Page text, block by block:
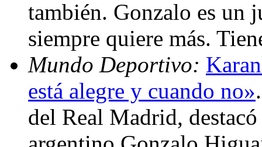
también. Gonzalo es un
siempre quiere más.
Mundo Deportivo:
está alegre y cuando no»
del Real Madrid,